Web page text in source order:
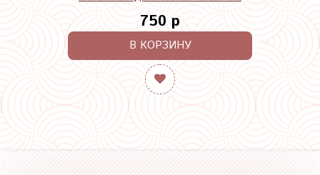
750 р
В КОРЗИНУ